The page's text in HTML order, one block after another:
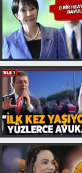
Yerel
Canlı